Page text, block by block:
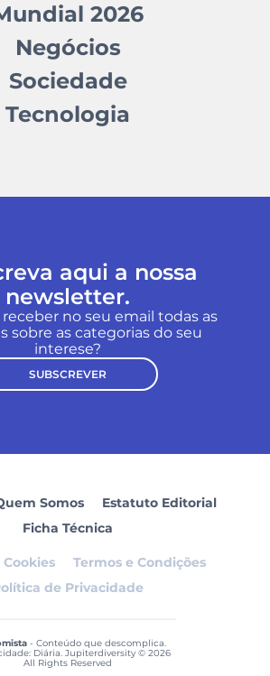
2026
Negócios
Sociedade
Tecnologia
aqui a nossa
newsletter.
no seu email todas as
sobre as categorias do seu
interese?
SUBSCREVER
Somos
Estatuto Editorial
Ficha Técnica
Termos e Condições
de Privacidade
- Conteúdo que descomplica.
Diária. Jupiterdiversity © 2026
All Rights Reserved